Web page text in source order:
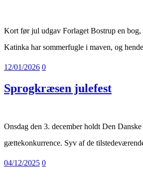
Kort før jul udgav Forlaget Bostrup en
Katinka har sommerfugle i maven, og
12/01/2026 0
Sprogkræsen julefest
Onsdag den 3. december holdt Den
gættekonkurrence. Syv af de
04/12/2025 0